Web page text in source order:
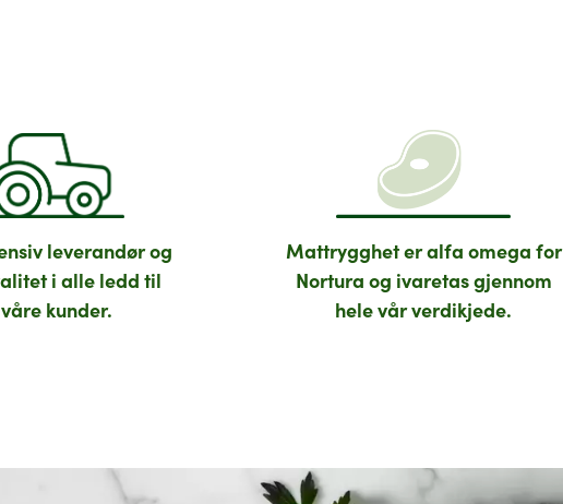
leverandør og
i alle ledd til
kunder.
Mattrygghet er alfa omega for
Nortura og ivaretas gjennom
hele vår verdikjede.